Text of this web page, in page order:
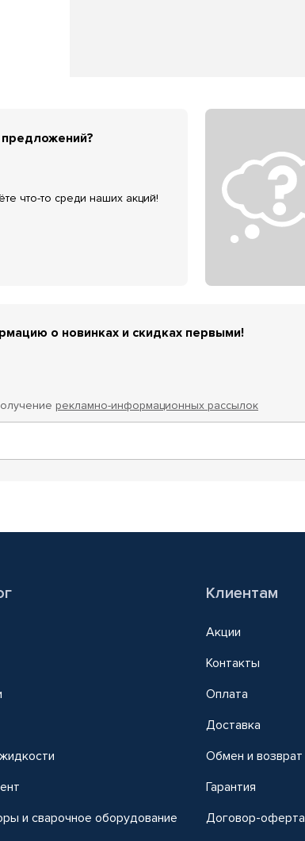
что-то среди наших акций!
о новинках и скидках первыми!
рекламно-информационных рассылок
и сварочное оборудование
Клиентам
Акции
Контакты
Оплата
Доставка
Обмен и возврат
Гарантия
Договор-оферта